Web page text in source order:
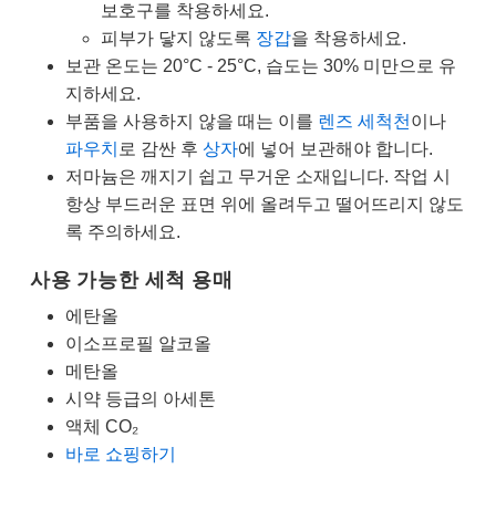
보호구를 착용하세요.
피부가 닿지 않도록 장갑을 착용하세요.
보관 온도는 20°C - 25°C, 습도는 30% 미만으로 유
지하세요.
부품을 사용하지 않을 때는 이를 렌즈 세척천 이나
파우치 로 감싼 후 상자에 넣어 보관해야 합니다.
저마늄은 깨지기 쉽고 무거운 소재입니다. 작업 시
항상 부드러운 표면 위에 올려두고 떨어뜨리지 않도
록 주의하세요.
사용 가능한 세척 용매
에탄올
이소프로필 알코올
메탄올
시약 등급의 아세톤
액체 CO₂
바로 쇼핑하기